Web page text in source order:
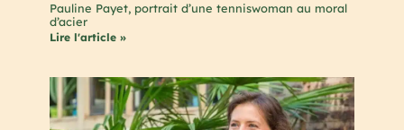
Pauline Payet, portrait d’une tenniswoman au moral
d’acier
Lire l'article »